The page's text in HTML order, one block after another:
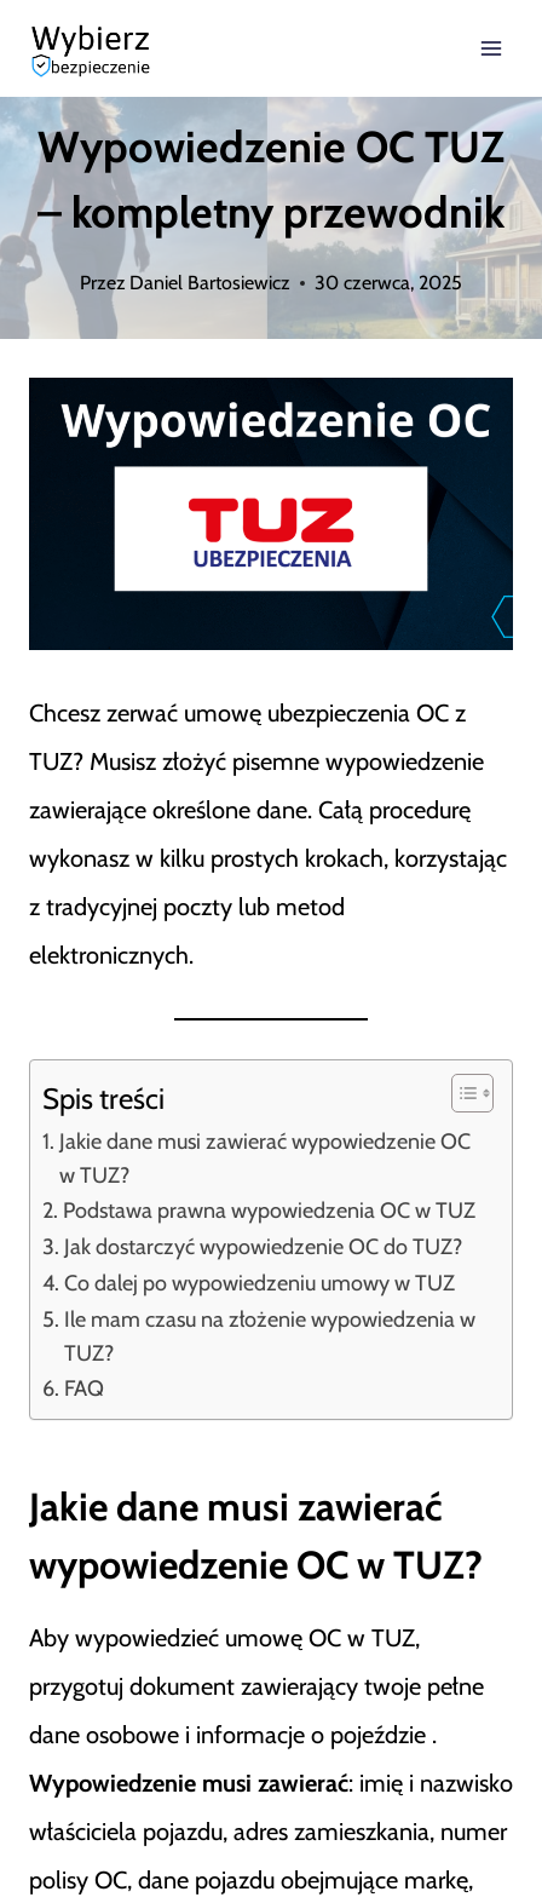
Przejdź
treściWypowiedzenie OC TUZ
– kompletny przewodnik
Przez Daniel Bartosiewicz 30 czerwca, 2025
Chcesz zerwać umowę ubezpieczenia OC z
TUZ? Musisz złożyć pisemne wypowiedzenie
zawierające określone dane. Całą procedurę
wykonasz w kilku prostych krokach, korzystając
z tradycyjnej poczty lub metod
elektronicznych.
Spis treści
Jakie dane musi zawierać wypowiedzenie OC
w TUZ?
Podstawa prawna wypowiedzenia OC w TUZ
Jak dostarczyć wypowiedzenie OC do TUZ?
Co dalej po wypowiedzeniu umowy w TUZ
Ile mam czasu na złożenie wypowiedzenia w
TUZ?
FAQ
Jakie dane musi zawierać
wypowiedzenie OC w TUZ?
Aby wypowiedzieć umowę OC w TUZ,
przygotuj dokument zawierający twoje pełne
dane osobowe i informacje o pojeździe .
Wypowiedzenie musi zawierać: imię i nazwisko
właściciela pojazdu, adres zamieszkania, numer
polisy OC, dane pojazdu obejmujące markę,